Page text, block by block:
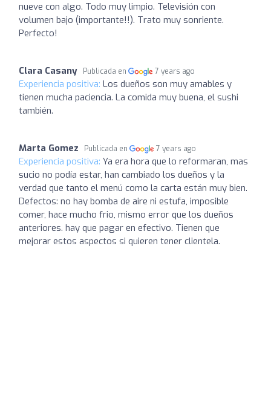
nueve con algo. Todo muy limpio. Televisión con
volumen bajo (importante!!). Trato muy sonriente.
Perfecto!
Clara Casany Publicada en 7 years ago
Experiencia positiva: Los dueños son muy amables y
tienen mucha paciencia. La comida muy buena, el sushi
también.
Marta Gomez Publicada en 7 years ago
Experiencia positiva: Ya era hora que lo reformaran, mas
sucio no podía estar, han cambiado los dueños y la
verdad que tanto el menú como la carta están muy bien.
Defectos: no hay bomba de aire ni estufa, imposible
comer, hace mucho frio, mismo error que los dueños
anteriores. hay que pagar en efectivo. Tienen que
mejorar estos aspectos si quieren tener clientela.